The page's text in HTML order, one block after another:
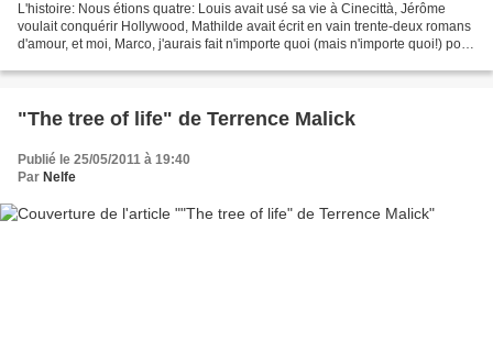
L'histoire: Nous étions quatre: Louis avait usé sa vie à Cinecittà, Jérôme
voulait conquérir Hollywood, Mathilde avait écrit en vain trente-deux romans
d'amour, et moi, Marco, j'aurais fait n'importe quoi (mais n'importe quoi!) pour
"The tree of life" de Terrence Malick
Publié le 25/05/2011 à 19:40
Par Nelfe